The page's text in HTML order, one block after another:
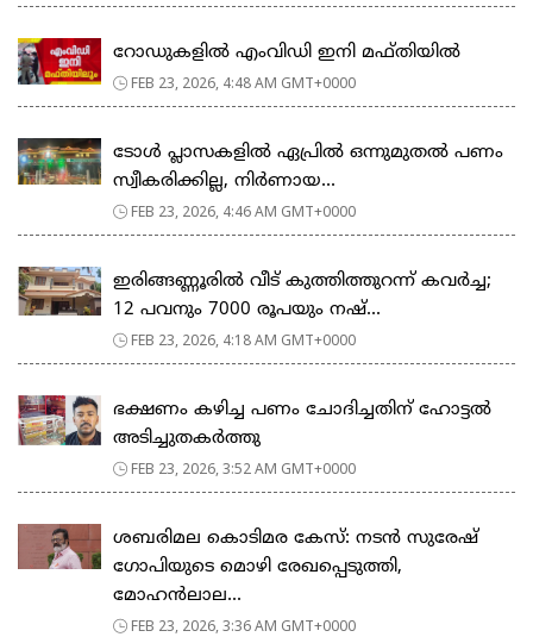
റോഡുകളില്‍ എംവിഡി ഇനി മഫ്തിയില്‍
FEB 23, 2026, 4:48 AM GMT+0000
ടോള്‍ പ്ലാസകളില്‍ ഏപ്രില്‍ ഒന്നുമുതല്‍ പണം
സ്വീകരിക്കില്ല, നിര്‍ണായ...
FEB 23, 2026, 4:46 AM GMT+0000
ഇരിങ്ങണ്ണൂരിൽ വീട് കുത്തിത്തുറന്ന് കവർച്ച;
12 പവനും 7000 രൂപയും നഷ്...
FEB 23, 2026, 4:18 AM GMT+0000
ഭക്ഷണം കഴിച്ച പണം ചോദിച്ചതിന് ഹോട്ടൽ
അടിച്ചുതകർത്തു
FEB 23, 2026, 3:52 AM GMT+0000
ശബരിമല കൊടിമര കേസ്: നടൻ സുരേഷ്
ഗോപിയുടെ മൊഴി രേഖപ്പെടുത്തി,
മോഹൻലാല...
FEB 23, 2026, 3:36 AM GMT+0000